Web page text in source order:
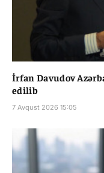
İrfan Davudov
edilib
7 Avqust 2026 15:05